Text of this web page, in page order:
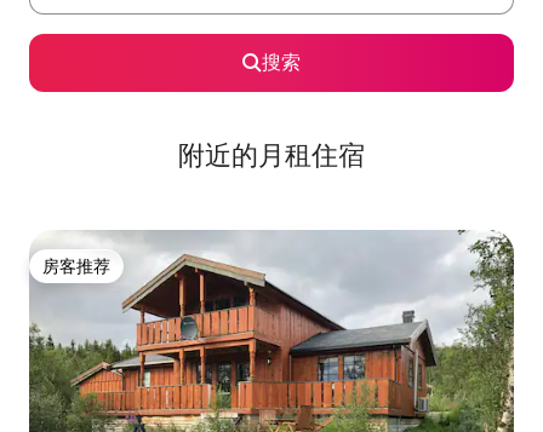
搜索
附近的月租住宿
房客推荐
房客推荐